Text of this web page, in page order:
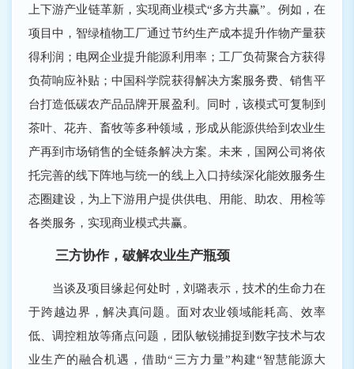
上下游产业链革新，实现商业模式“多方共赢”。例如，在
项目中，智绿植物工厂通过节约生产成本提升作物产量获
得利润；电网企业提升能源利用率；工厂负荷聚合方获得
负荷响应补贴；中国科学院获得解决方案服务费、销售平
台打造低碳农产品品牌开展盈利。同时，该模式可复制到
茶叶、花卉、畜牧等多种领域，形成从能源供给到农业生
产再到市场销售的全链条解决方案。未来，国网公司将依
托完善的线下阵地与统一的线上入口持续深化能效服务生
态圈建设，为上下游用户提供供电、用能、助农、用检等
各类服务，实现商业模式共赢。
三方协作，破解农业生产瓶颈
当谈及项目缘起何处时，刘璐表示，技术的生命力在
于跨越边界，解决真问题。面对农业领域能耗高、效率
低、调控粗放等痛点问题，团队敏锐捕捉到数字技术与农
业生产的融合机遇，借助“三方力量”构建“智慧能源大